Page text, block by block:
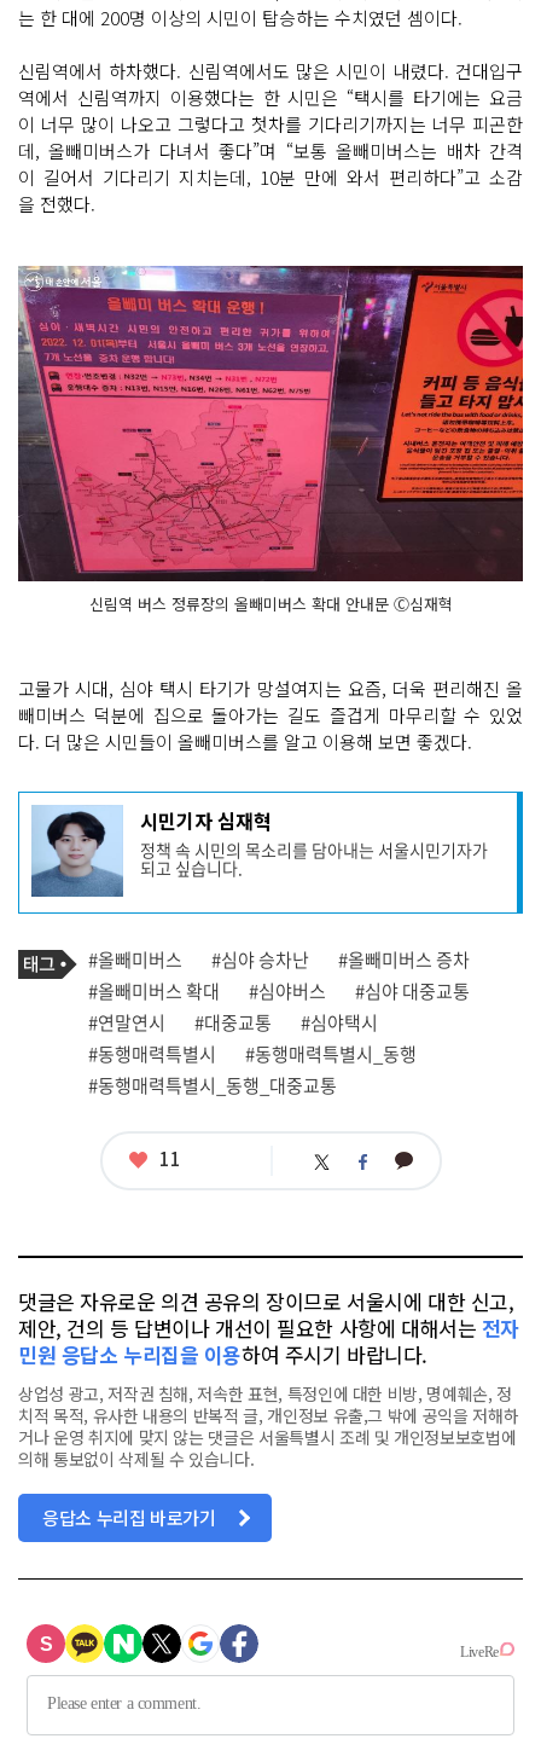
는 한 대에 200명 이상의 시민이 탑승하는 수치였던 셈이다.
신림역에서 하차했다. 신림역에서도 많은 시민이 내렸다. 건대입구
역에서 신림역까지 이용했다는 한 시민은 “택시를 타기에는 요금
이 너무 많이 나오고 그렇다고 첫차를 기다리기까지는 너무 피곤한
데, 올빼미버스가 다녀서 좋다”며 “보통 올빼미버스는 배차 간격
이 길어서 기다리기 지치는데, 10분 만에 와서 편리하다”고 소감
을 전했다.
신림역 버스 정류장의 올빼미버스 확대 안내문 Ⓒ심재혁
고물가 시대, 심야 택시 타기가 망설여지는 요즘, 더욱 편리해진 올
빼미버스 덕분에 집으로 돌아가는 길도 즐겁게 마무리할 수 있었
다. 더 많은 시민들이 올빼미버스를 알고 이용해 보면 좋겠다.
기
사
성
자
프
필
시민기자 심재혁
정책 속 시민의 목소리를 담아내는 서울시민기자가
되고 싶습니다.
기
사
관
련
태
그
태
그
#올빼미버스 #심야 승차난
#올빼미버스 증차
#올빼미버스 확대
#심야버스
#심야 대중교통
#연말연시
#대중교통
#심야택시
#동행매력특별시
#동행매력특별시_동행
#동행매력특별시_동행_대중교통
좋
11 트 페 카
댓글은 자유로운 의견 공유의 장이므로 서울시에 대한 신고,
제안, 건의 등 답변이나 개선이 필요한 사항에 대해서는 전자
민원 응답소 누리집을 이용하여 주시기 바랍니다.
상업성 광고, 저작권 침해, 저속한 표현, 특정인에 대한 비방, 명예훼손, 정
치적 목적, 유사한 내용의 반복적 글, 개인정보 유출,그 밖에 공익을 저해하
거나 운영 취지에 맞지 않는 댓글은 서울특별시 조례 및 개인정보보호법에
의해 통보없이 삭제될 수 있습니다.
응답소 누리집 바로가기